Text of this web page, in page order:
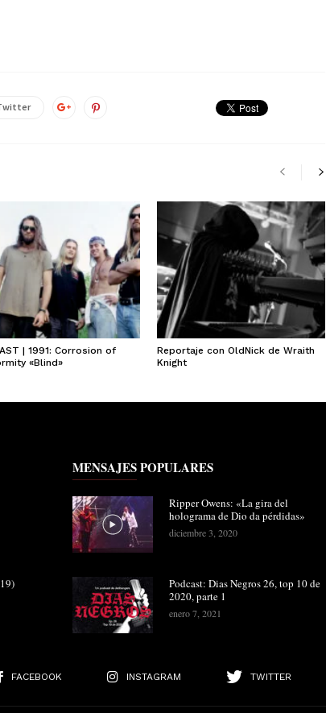
| 1991: Corrosion of
«Blind»
Reportaje con OldNick de Wraith
Knight
MENSAJES POPULARES
Ripper Owens: «La gira del
holograma de Dio da pérdidas»
diciembre 3, 2020
Podcast: Dias Negros 26, top 10 de
2020, parte 1
enero 7, 2021
FACEBOOK INSTAGRAM TWITTER